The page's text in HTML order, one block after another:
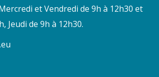
et Vendredi de 9h à 12h30 et
Jeudi de 9h à 12h30.